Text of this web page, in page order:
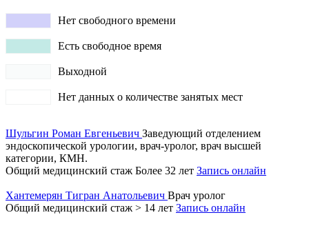
Нет свободного времени
Есть свободное время
Выходной
Нет данных о количестве занятых мест
Шульгин Роман Евгеньевич Заведующий отделением
эндоскопической урологии, врач-уролог, врач высшей
категории, КМН.
Общий медицинский стаж Более 32 лет Запись онлайн
Хантемерян Тигран Анатольевич Врач уролог
Общий медицинский стаж > 14 лет Запись онлайн